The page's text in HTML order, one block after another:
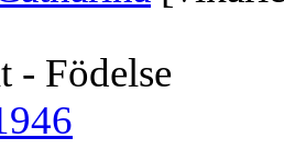
- Födelse